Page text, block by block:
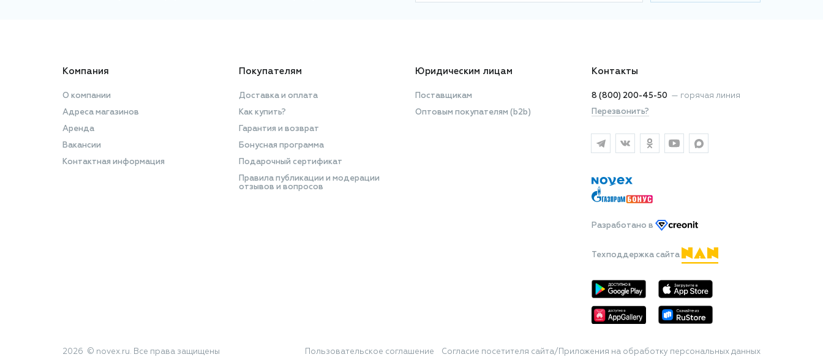
Компания
О компании
Адреса магазинов
Аренда
Вакансии
Контактная информация
Покупателям
Доставка и оплата
Как купить?
Гарантия и возврат
Бонусная программа
Подарочный сертификат
Правила публикации и модерации
отзывов и вопросов
Юридическим лицам
Поставщикам
Оптовым покупателям (b2b)
Контакты
8 (800) 200-45-50 — горячая линия
Перезвонить?
Разработано в
Техподдержка сайта
2026 © novex.ru. Все права защищены Пользовательское соглашение Согласие посетителя сайта/Приложения на обработку персональных данных